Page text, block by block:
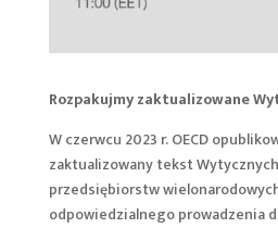
Rozpakujmy zaktualizowane
W czerwcu 2023 r. OECD
zaktualizowany tekst Wytycznych
przedsiębiorstw
odpowiedzialnego prowadzenia